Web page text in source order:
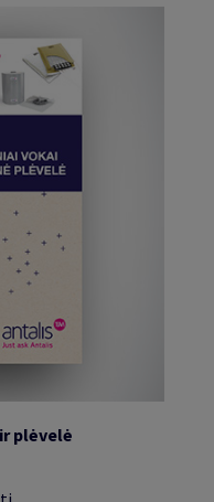
plėvelė